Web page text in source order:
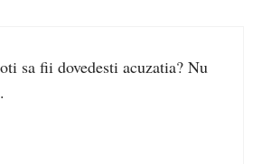
sa fii dovedesti acuzatia? Nu